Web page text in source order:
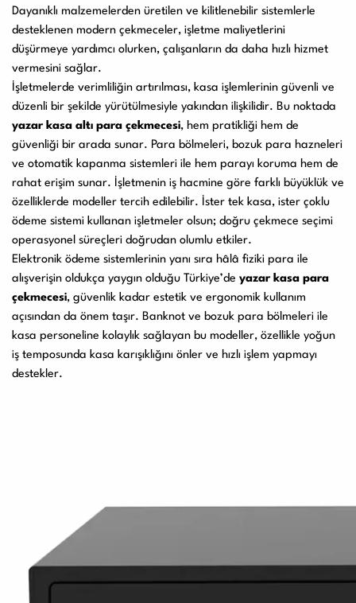
Paketleme Dolgu Makinaları
Dayanıklı malzemelerden üretilen ve kilitlenebilir sistemlerle
desteklenen modern çekmeceler, işletme maliyetlerini
düşürmeye yardımcı olurken, çalışanların da daha hızlı hizmet
vermesini sağlar.
İşletmelerde verimliliğin artırılması, kasa işlemlerinin güvenli ve
düzenli bir şekilde yürütülmesiyle yakından ilişkilidir. Bu noktada
yazar kasa altı para çekmecesi, hem pratikliği hem de
güvenliği bir arada sunar. Para bölmeleri, bozuk para hazneleri
ve otomatik kapanma sistemleri ile hem parayı koruma hem de
rahat erişim sunar. İşletmenin iş hacmine göre farklı büyüklük ve
özelliklerde modeller tercih edilebilir. İster tek kasa, ister çoklu
ödeme sistemi kullanan işletmeler olsun; doğru çekmece seçimi
operasyonel süreçleri doğrudan olumlu etkiler.
Elektronik ödeme sistemlerinin yanı sıra hâlâ fiziki para ile
alışverişin oldukça yaygın olduğu Türkiye’de yazar kasa para
çekmecesi, güvenlik kadar estetik ve ergonomik kullanım
açısından da önem taşır. Banknot ve bozuk para bölmeleri ile
kasa personeline kolaylık sağlayan bu modeller, özellikle yoğun
iş temposunda kasa karışıklığını önler ve hızlı işlem yapmayı
destekler.